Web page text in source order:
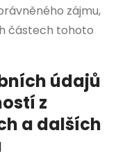
zájmu,
částech tohoto
údajů
z
a dalších